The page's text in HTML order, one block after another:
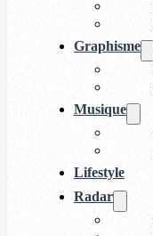
Graphisme
Musique
Lifestyle
Radar